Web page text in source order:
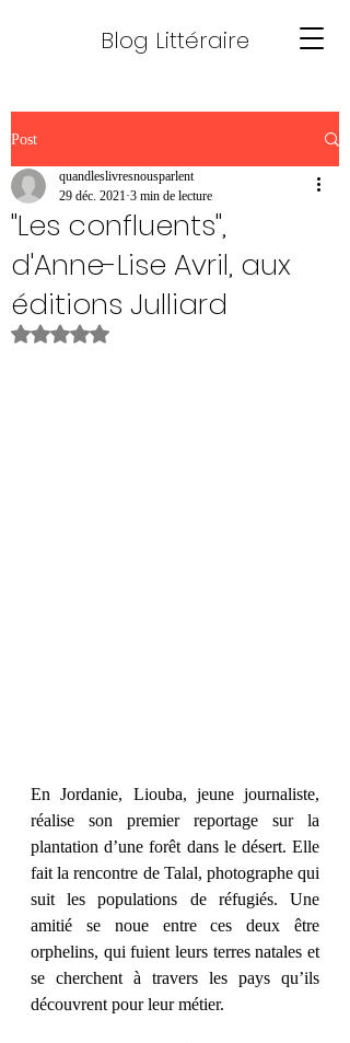
Blog Littéraire
Post
"Les confluents",
d'Anne-Lise Avril, aux
éditions Julliard
quandleslivresnousparlent
29 déc. 2021 3 min de lecture
Noté NaN étoiles sur 5.
En Jordanie, Liouba, jeune journaliste,
réalise son premier reportage sur la
plantation d’une forêt dans le désert. Elle
fait la rencontre de Talal, photographe qui
suit les populations de réfugiés. Une
amitié se noue entre ces deux être
orphelins, qui fuient leurs terres natales et
se cherchent à travers les pays qu’ils
découvrent pour leur métier.